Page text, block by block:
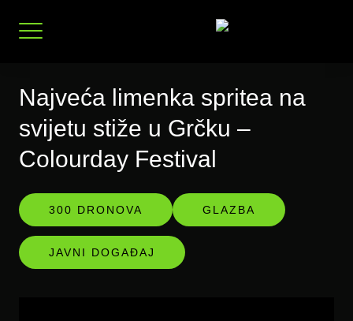
Najveća limenka spritea na
svijetu stiže u Grčku –
Colourday Festival
300 DRONOVA GLAZBA
JAVNI DOGAĐAJ